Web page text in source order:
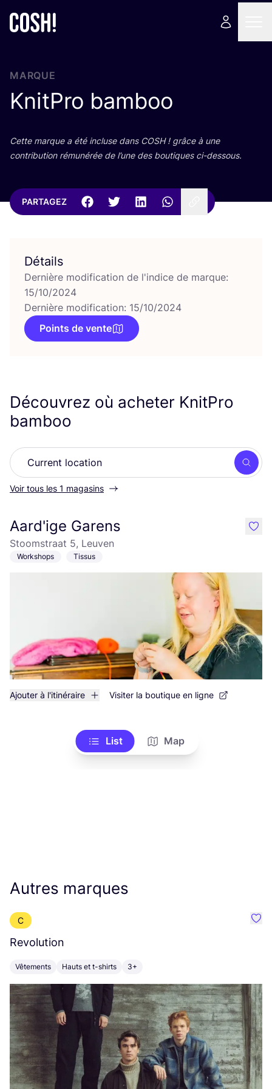
MARQUE
KnitPro bamboo
Cette marque a été incluse dans COSH! grâce à une
contri­bu­tion rému­né­rée de l’une des bou­tiques ci-dessous.
PARTAGEZ
Détails
Dernière modification de l'indice de marque:
15/10/2024
Dernière modification: 15/10/2024
Points de vente
Découvrez où acheter KnitPro
bamboo
Voir tous les 1 magasins
Aard'ige Garens
Stoomstraat 5, Leuven
Workshops Tissus
Ajouter à l'itinéraire Visiter la boutique en ligne
like
List Map
Autres marques
C
Revolution
Vêtements Hauts et t-shirts 3+